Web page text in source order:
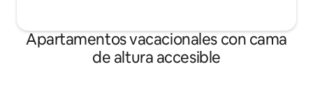
Apartamentos vacacionales con cama
de altura accesible